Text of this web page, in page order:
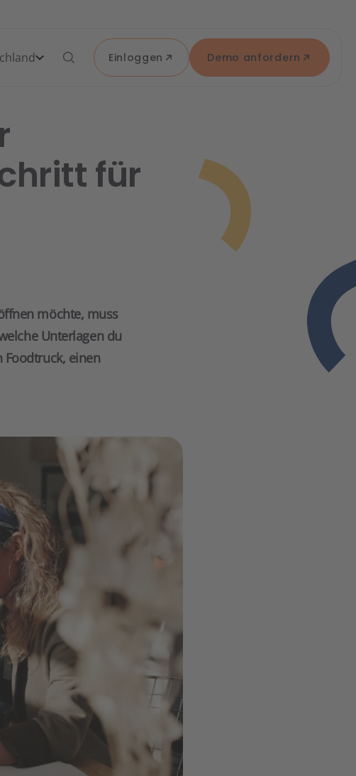
Demo anfordern
Einloggen
für
möchte, muss
Unterlagen du
Foodtruck, einen